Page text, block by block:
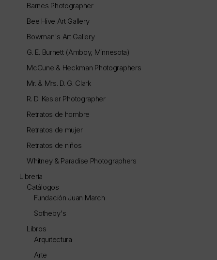
Barnes Photographer
Bee Hive Art Gallery
Bowman's Art Gallery
G. E. Burnett (Amboy, Minnesota)
McCune & Heckman Photographers
Mr. & Mrs. D. G. Clark
R. D. Kesler Photographer
Retratos de hombre
Retratos de mujer
Retratos de niños
Whitney & Paradise Photographers
Librería
Catálogos
Fundación Juan March
Sotheby's
Libros
Arquitectura
Arte